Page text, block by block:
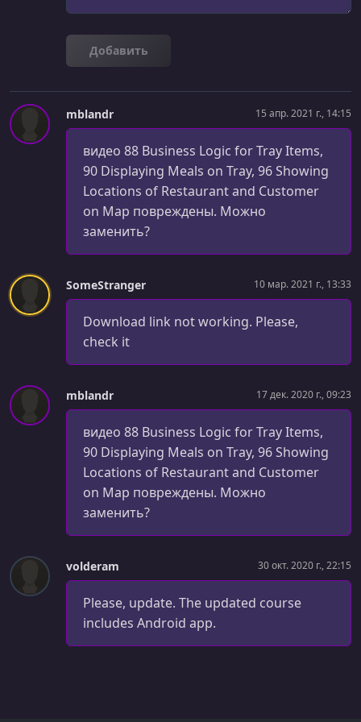
Restaurant Account Page
Restaurant Add Meal Page
УРОК 30. 00:06:44
Restaurant Add Meal function
УРОК 31.
Restaurant List Meals Page
00:06:52
Restaurant Edit Meals Page
УРОК 34. 00:11:34
Order Model
Restaurant Order Page
УРОК 36. 00:05:54
Restaurant Order Status
About Restful API and Postman
Restful API for Restaurants
Fixing Logo link
УРОК 40.
API Structure
00:06:38
Добавить
mblandr 15 апр. 2021 г., 14:15
видео 88 Business Logic for Tray Items,
90 Displaying Meals on Tray, 96 Showing
Locations of Restaurant and Customer
on Map повреждены. Можно
заменить?
SomeStranger 10 мар. 2021 г., 13:33
Download link not working. Please,
check it
mblandr 17 дек. 2020 г., 09:23
видео 88 Business Logic for Tray Items,
90 Displaying Meals on Tray, 96 Showing
Locations of Restaurant and Customer
on Map повреждены. Можно
заменить?
volderam 30 окт. 2020 г., 22:15
Please, update. The updated course
includes Android app.